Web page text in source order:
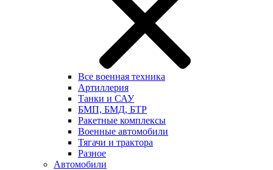
Все военная техника
Артиллерия
Танки и САУ
БМП, БМД, БТР
Ракетные комплексы
Военные автомобили
Тягачи и трактора
Разное
Автомобили